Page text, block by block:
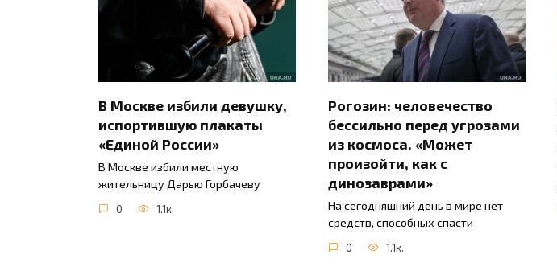
В Москве избили девушку,
испортившую плакаты
«Единой России»
В Москве избили местную
жительницу Дарью Горбачеву
0 1.1к.
Рогозин: человечество
бессильно перед угрозами
из космоса. «Может
произойти, как с
динозаврами»
На сегодняшний день в мире нет
средств, способных спасти
0 1.1к.